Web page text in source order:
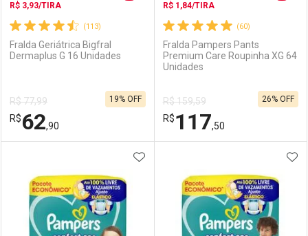
Comprar sem Desconto
Por R$ 79,99/cada
Comprar sem Desconto
Por R$ 79,99/cada
Comprar sem Desconto
Por R$ 64,99/cada
Comprar sem Desconto
Por R$ 64,99/cada
(113)
R$ 3,93/TIRA
Fralda Geriátrica Bigfral
Dermaplus G 16 Unidades
R$ 77,99
R$62,90
19% OFF
Laboratório
Por Menos
(60)
R$ 1,84/TIRA
Fralda Pampers Pants
Premium Care Roupinha XG 64
Unidades
R$ 159,59
R$117,50
26% OFF
Laboratório
Por Menos
ADICIONAR AOS FAVORITOS